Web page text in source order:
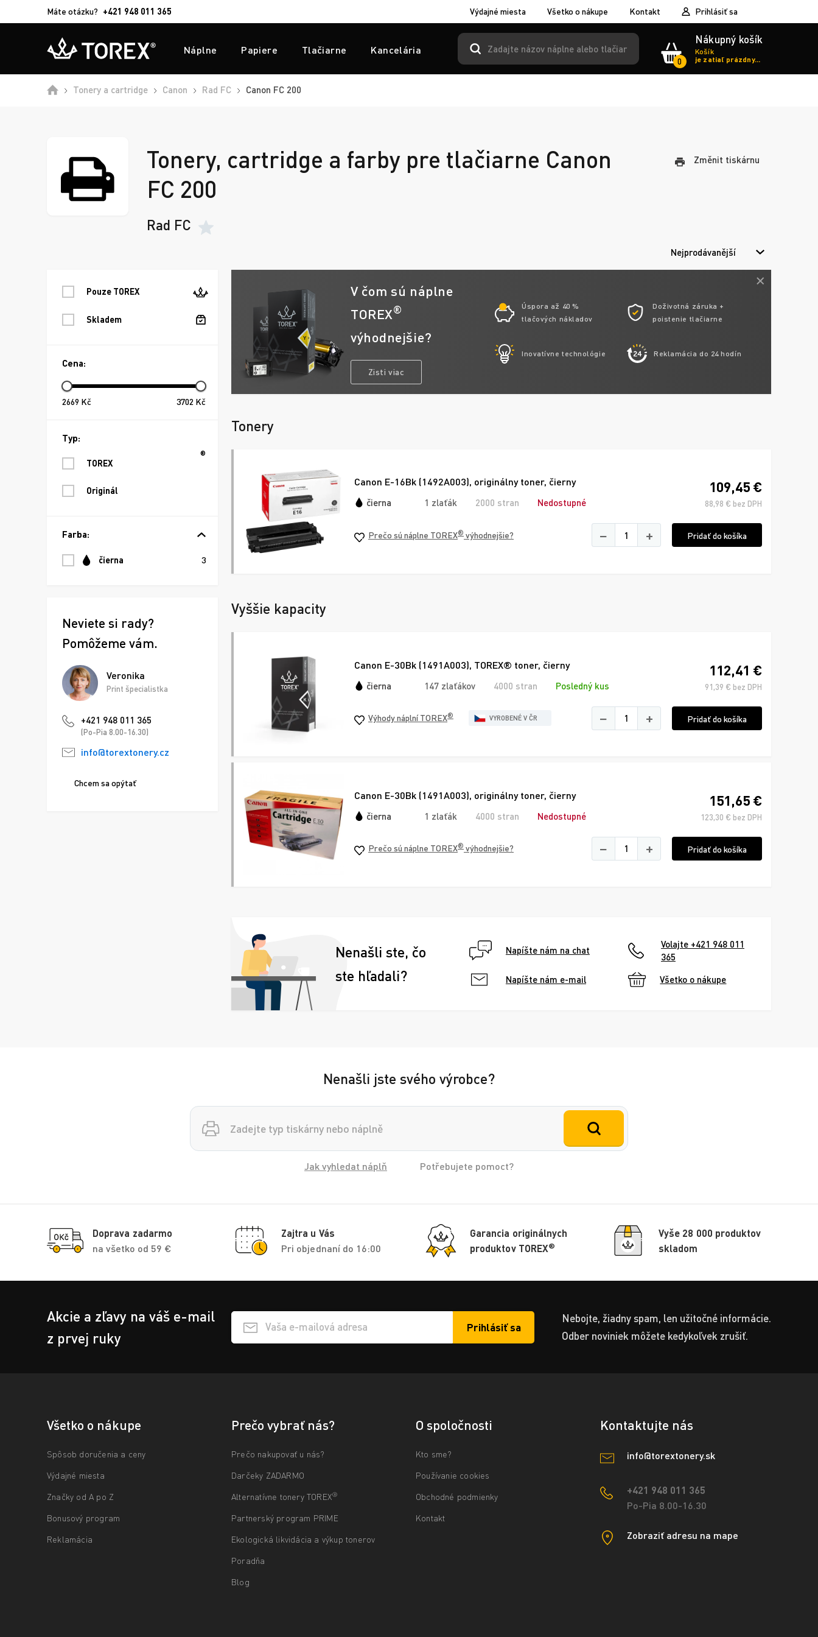
Máte otázku? +421 948 011 365 Výdajné miesta Všetko o nákupe Kontakt Prihlásiť sa
Náplne Papiere Tlačiarne Kancelária
0
Nákupný košík
Košík
je zatiaľ prázdny...
Tonery a cartridge Canon Rad FC Canon FC 200
Tonery, cartridge a farby pre tlačiarne Canon
FC 200
Rad FC
Změnit tiskárnu
Nejprodávanější
Pouze TOREX
Skladem
Cena:
2669 Kč 3702 Kč
Typ:
TOREX
®
Originál
Farba:
čierna 3
Neviete si rady?
Pomôžeme vám.
Veronika
Print špecialistka
+421 948 011 365
(Po-Pia 8.00-16.30)
info@torextonery.cz
Chcem sa opýtať
V čom sú náplne
TOREX®
výhodnejšie?
Zisti viac
Úspora až 40 %
tlačových nákladov
Doživotná záruka +
poistenie tlačiarne
Inovatívne technológie Reklamácia do 24 hodín
Tonery
Canon E-16Bk (1492A003), originálny toner, čierny
čierna 1 zlaťák 2000 stran Nedostupné
109,45 €
88,98 € bez DPH
Prečo sú náplne TOREX® výhodnejšie? − + Pridať do košíka
Vyššie kapacity
Canon E-30Bk (1491A003), TOREX® toner, čierny
čierna 147 zlaťákov 4000 stran Posledný kus
112,41 €
91,39 € bez DPH
Výhody náplní TOREX® VYROBENÉ V ČR − + Pridať do košíka
Canon E-30Bk (1491A003), originálny toner, čierny
čierna 1 zlaťák 4000 stran Nedostupné
151,65 €
123,30 € bez DPH
Prečo sú náplne TOREX® výhodnejšie? − + Pridať do košíka
Nenašli ste, čo
ste hľadali?
Napíšte nám na chat
Volajte +421 948 011
365
Napíšte nám e-mail Všetko o nákupe
Nenašli jste svého výrobce?
Vyhledávání
Jak vyhledat náplň Potřebujete pomoct?
Doprava zadarmo
na všetko od 59 €
Zajtra u Vás
Pri objednaní do 16:00
Garancia originálnych
produktov TOREX®
Vyše 28 000 produktov
skladom
Akcie a zľavy na váš e-mail
z prvej ruky
Přihlášení e-mailu k odběru Prihlásiť sa
Nebojte, žiadny spam, len užitočné informácie.
Odber noviniek môžete kedykoľvek zrušiť.
Všetko o nákupe
Spôsob doručenia a ceny
Výdajné miesta
Značky od A po Z
Bonusový program
Reklamácia
Prečo vybrať nás?
Prečo nakupovať u nás?
Darčeky ZADARMO
Alternatívne tonery TOREX®
Partnerský program PRIME
Ekologická likvidácia a výkup tonerov
Poradňa
Blog
O spoločnosti
Kto sme?
Používanie cookies
Obchodné podmienky
Kontakt
Kontaktujte nás
info@torextonery.sk
+421 948 011 365
Po-Pia 8.00-16.30
Zobraziť adresu na mape